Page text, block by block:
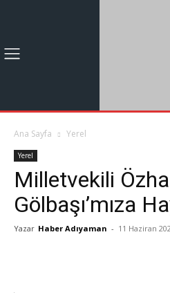
Ana Sayfa Yerel
Yerel
Milletvekili
Gölbaşı’mıza
Yazar Haber Adıyaman - 11 Haziran